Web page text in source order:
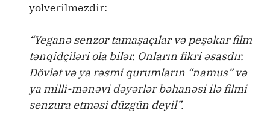
yolverilməzdir:
“Yeganə senzor tamaşaçılar və peşəkar film
tənqidçiləri ola bilər. Onların fikri əsasdır.
Dövlət və ya rəsmi qurumların “namus” və
ya milli-mənəvi dəyərlər bəhanəsi ilə filmi
senzura etməsi düzgün deyil”.